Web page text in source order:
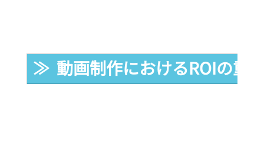
≫  動画制作におけるROIの重